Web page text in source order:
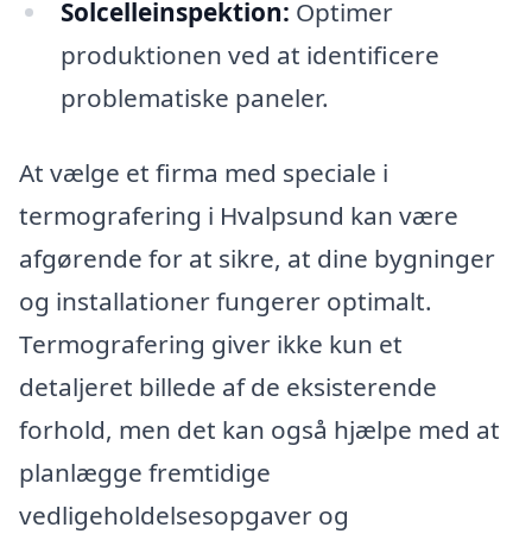
Solcelleinspektion: Optimer
produktionen ved at identificere
problematiske paneler.
At vælge et firma med speciale i
termografering i Hvalpsund kan være
afgørende for at sikre, at dine bygninger
og installationer fungerer optimalt.
Termografering giver ikke kun et
detaljeret billede af de eksisterende
forhold, men det kan også hjælpe med at
planlægge fremtidige
vedligeholdelsesopgaver og